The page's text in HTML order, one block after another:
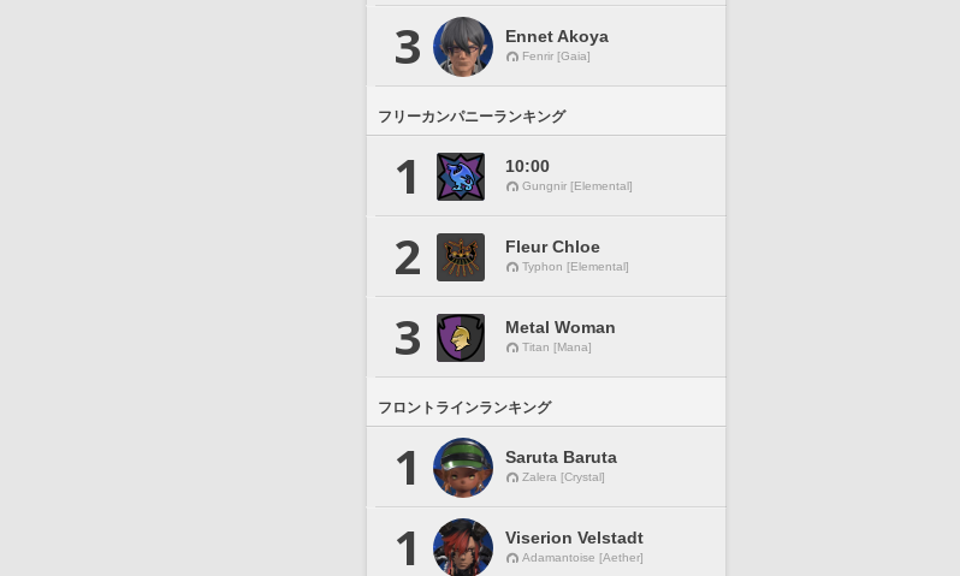
3 Ennet Akoya
Fenrir [Gaia]
フリーカンパニーランキング
1 10:00
Gungnir [Elemental]
2 Fleur Chloe
Typhon [Elemental]
3 Metal Woman
Titan [Mana]
フロントラインランキング
1 Saruta Baruta
Zalera [Crystal]
1 Viserion Velstadt
Adamantoise [Aether]